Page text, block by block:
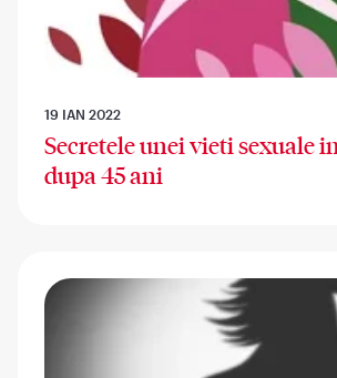
19 IAN 2022
Secretele unei vieti sexuale
dupa 45 ani